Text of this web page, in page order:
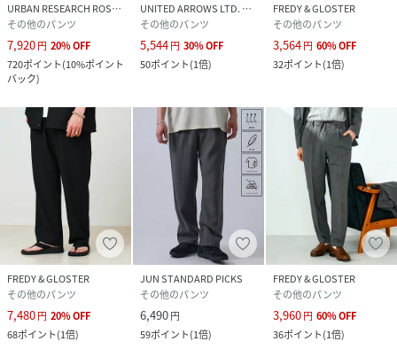
供し続けます。
※お取扱い上のご注意
アテンションタグを必ずご確認の上、着用又はお取り扱いく
ださい。
※店頭及び屋外での撮影画像は、光の当たり具合で色味が違
って見える場合があります。
※商品画像に関しては出来る限り忠実に表示出来るよう努め
ておりますが、お客様がご利用のモニターの設定及び特性に
より、実際の商品と比較し色味に若干の誤差が生じる場合が
あります。
※画像の商品はサンプルとなりますので実際の商品と仕様、
加工、サイズが若干異なる場合がございます。
エクリュ：身長173 着用サイズ：M
ダークネイビー：身長175cm 着用サイズ：L
インディゴブルー：身長173 着用サイズ：M
URBAN RESEARCH ROSSO
その他のパンツ
7,920円 20%OFF
720ポイント(10%ポイント
バック)
UNITED ARROWS LTD. OUTLET
その他のパンツ
5,544円 30%OFF
50ポイント(1倍)
FREDY & GLOSTER
その他のパンツ
3,564円 60%OFF
32ポイント(1倍)
FREDY & GLOSTER
その他のパンツ
7,480円 20%OFF
68ポイント(1倍)
JUN STANDARD PICKS
その他のパンツ
6,490円
59ポイント(1倍)
FREDY & GLOSTER
その他のパンツ
3,960円 60%OFF
36ポイント(1倍)